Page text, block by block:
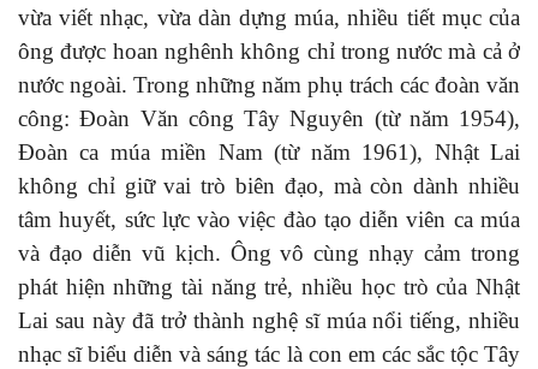
vừa viếtnhạc, vừa dàn dựng múa, nhiều tiết mục của
ông được hoan nghênh không chỉ trong nước mà cả ở
nước ngoài. Trong những năm phụ trách các đoàn văn
công: Đoàn Văn công Tây Nguyên (từ năm 1954),
Đoàn ca múa miền Nam (từ năm 1961), Nhật Lai
không chỉ giữvai trò biên đạo, mà còn dành nhiều
tâmhuyết, sức lực vào việc đào tạo diễn viên ca múa
và đạo diễn vũ kịch. Ôngvô cùngnhạy cảm trong
phát hiện những tài năng trẻ,nhiều học tròcủa Nhật
Lai sau này đã trở thành nghệ sĩ múa nổi tiếng, nhiều
nhạc sĩ biểu diễn và sáng tác là con em các sắc tộcTây